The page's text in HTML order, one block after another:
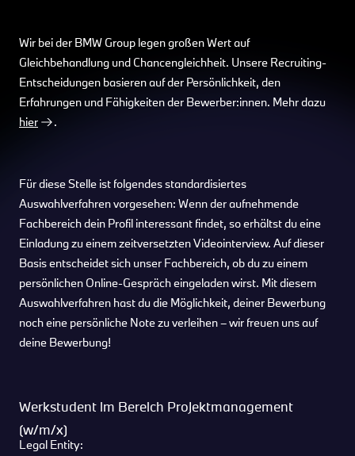
Wir bei der BMW Group legen großen Wert auf
Gleichbehandlung und Chancengleichheit. Unsere Recruiting-
Entscheidungen basieren auf der Persönlichkeit, den
Erfahrungen und Fähigkeiten der Bewerber:innen. Mehr dazu
hier
.
Für diese Stelle ist folgendes standardisiertes
Auswahlverfahren vorgesehen: Wenn der aufnehmende
Fachbereich dein Profil interessant findet, so erhältst du eine
Einladung zu einem zeitversetzten Videointerview. Auf dieser
Basis entscheidet sich unser Fachbereich, ob du zu einem
persönlichen Online-Gespräch eingeladen wirst. Mit diesem
Auswahlverfahren hast du die Möglichkeit, deiner Bewerbung
noch eine persönliche Note zu verleihen – wir freuen uns auf
deine Bewerbung!
Werkstudent im Bereich Projektmanagement
(w/m/x)
Legal Entity: